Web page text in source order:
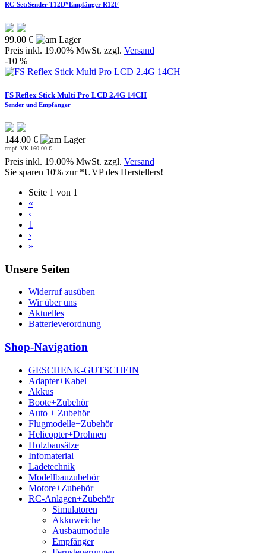
RC-Set:Sender T12D*Empfänger R12F
99.00 €
Preis inkl. 19.00% MwSt. zzgl. Versand
-10 %
FS Reflex Stick Multi Pro LCD 2.4G 14CH
Sender und Empfänger
144.00 €
empf. VK 160.00 €
Preis inkl. 19.00% MwSt. zzgl. Versand
Sie sparen 10% zur *UVP des Herstellers!
Seite 1 von 1
«
‹
1
›
»
Unsere Seiten
Widerruf ausüben
Wir über uns
Aktuelles
Batterieverordnung
Shop-Navigation
GESCHENK-GUTSCHEIN
Adapter+Kabel
Akkus
Boote+Zubehör
Auto + Zubehör
Flugmodelle+Zubehör
Helicopter+Drohnen
Holzbausätze
Infomaterial
Ladetechnik
Modellbauzubehör
Motore+Zubehör
RC-Anlagen+Zubehör
Simulatoren
Akkuweiche
Ausbaumodule
Empfänger